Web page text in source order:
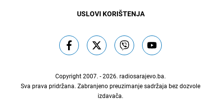
USLOVI KORIŠTENJA
Copyright 2007. - 2026. radiosarajevo.ba.
Sva prava pridržana. Zabranjeno preuzimanje sadržaja bez dozvole
izdavača.